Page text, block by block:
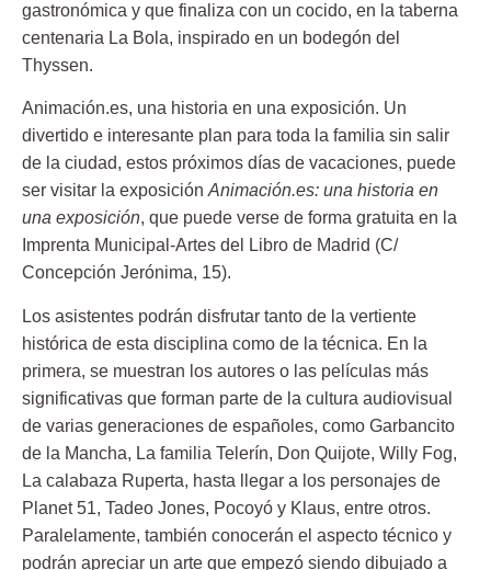
gastronómica y que finaliza con un cocido, en la taberna
centenaria La Bola, inspirado en un bodegón del
Thyssen.
Animación.es, una historia en una exposición. Un
divertido e interesante plan para toda la familia sin salir
de la ciudad, estos próximos días de vacaciones, puede
ser visitar la exposiciónAnimación.es: una historia en
una exposición, que puede verse de forma gratuita en la
Imprenta Municipal-Artes del Libro de Madrid (C/
Concepción Jerónima, 15).
Los asistentes podrán disfrutar tanto de la vertiente
histórica de esta disciplina como de la técnica. En la
primera, se muestran los autores o las películas más
significativas que forman parte de la cultura audiovisual
de varias generaciones de españoles, como Garbancito
de la Mancha, La familia Telerín, Don Quijote, Willy Fog,
La calabaza Ruperta, hasta llegar a los personajes de
Planet 51, Tadeo Jones, Pocoyó y Klaus, entre otros.
Paralelamente, también conocerán el aspecto técnico y
podrán apreciar un arte que empezó siendo dibujado a